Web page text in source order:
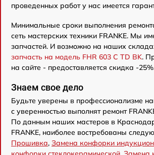
проведенных работ у нас имеется
Минимальные сроки выполнения
сеть мастерских техники FRANKE. Мы
запчастей. И возможно на наших
запчасть на модель FHR 603 C TD BK.
на сайте - предоставляется скидка -
Знаем свое дело
Будьте уверены в профессионализме
с уверенностью выполнят ремонт
По данным наших мастеров в
FRANKE, наиболее востребованы
Прошивка, Замена конфорки